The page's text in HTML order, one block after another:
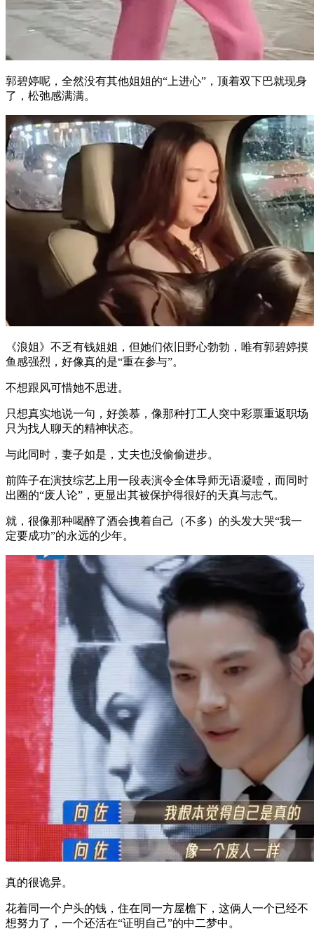
郭碧婷呢，全然没有其他姐姐的“上进心”，顶着双下巴就现身
了，松弛感满满。
《浪姐》不乏有钱姐姐，但她们依旧野心勃勃，唯有郭碧婷摸
鱼感强烈，好像真的是“重在参与”。
不想跟风可惜她不思进。
只想真实地说一句，好羡慕，像那种打工人突中彩票重返职场
只为找人聊天的精神状态。
与此同时，妻子如是，丈夫也没偷偷进步。
前阵子在演技综艺上用一段表演令全体导师无语凝噎，而同时
出圈的“废人论”，更显出其被保护得很好的天真与志气。
就，很像那种喝醉了酒会拽着自己（不多）的头发大哭“我一
定要成功”的永远的少年。
真的很诡异。
花着同一个户头的钱，住在同一方屋檐下，这俩人一个已经不
想努力了，一个还活在“证明自己”的中二梦中。